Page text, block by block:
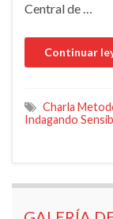
Central de …
Charla
Indagando